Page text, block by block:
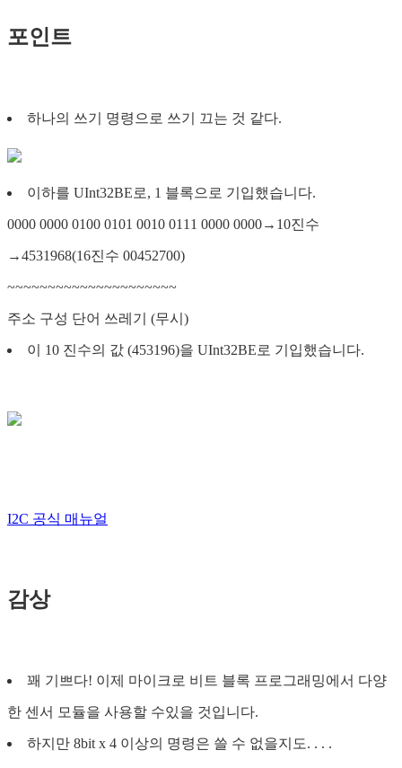
포인트
하나의 쓰기 명령으로 쓰기 끄는 것 같다.
이하를 UInt32BE로, 1 블록으로 기입했습니다.
0000 0000 0100 0101 0010 0111 0000 0000→10진수
→4531968(16진수 00452700)
~~~~~~~~~~~~~~~~~~~~~
주소 구성 단어 쓰레기 (무시) ​​
이 10 진수의 값 (453196)을 UInt32BE로 기입했습니다.
I2C 공식 매뉴얼
감상
꽤 기쁘다! 이제 마이크로 비트 블록 프로그래밍에서 다양
한 센서 모듈을 사용할 수있을 것입니다.
하지만 8bit x 4 이상의 명령은 쓸 수 없을지도. . . .